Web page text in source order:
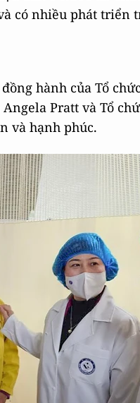
có nhiều phát triển
hành của Tổ
Pratt và Tổ
và hạnh phúc.